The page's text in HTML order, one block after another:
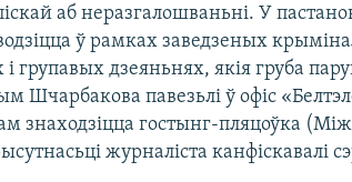
аб неразгалошваньні. У
ў рамках заведзеных
групавых дзеяньнях, якія груба
Шчарбакова павезьлі ў офіс
знаходзіцца гостынг-пляцоўка
журналіста канфіскавалі